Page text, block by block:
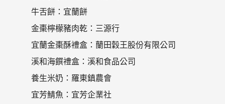
牛舌餅：宜蘭餅
金棗檸檬豬肉乾：三源行
宜蘭金棗酥禮盒：蘭田穀王股份有限公司
溪和海饌禮盒：溪和食品公司
養生米奶：羅東鎮農會
宜芳鯖魚：宜芳企業社